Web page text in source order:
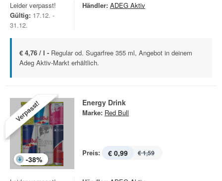
Leider verpasst!
Gültig: 17.12. -
31.12.
Händler: ADEG Aktiv
€ 4,76 / l - Regular od. Sugarfree 355 ml, Angebot in deinem
Adeg Aktiv-Markt erhältlich.
Verpasst!
-38%
Energy Drink
Marke: Red Bull
Preis: € 0,99 € 1,59